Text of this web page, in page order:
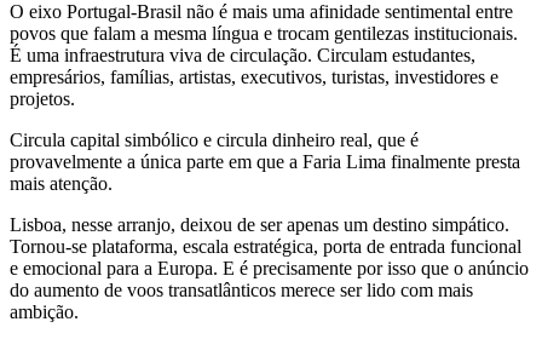
O eixo Portugal-Brasil não é mais uma afinidade sentimental entre
povos que falam a mesma língua e trocam gentilezas institucionais.
É uma infraestrutura viva de circulação. Circulam estudantes,
empresários, famílias, artistas, executivos, turistas, investidores e
projetos.
Circula capital simbólico e circula dinheiro real, que é
provavelmente a única parte em que a Faria Lima finalmente presta
mais atenção.
Lisboa, nesse arranjo, deixou de ser apenas um destino simpático.
Tornou-se plataforma, escala estratégica, porta de entrada funcional
e emocional para a Europa. E é precisamente por isso que o anúncio
do aumento de voos transatlânticos merece ser lido com mais
ambição.